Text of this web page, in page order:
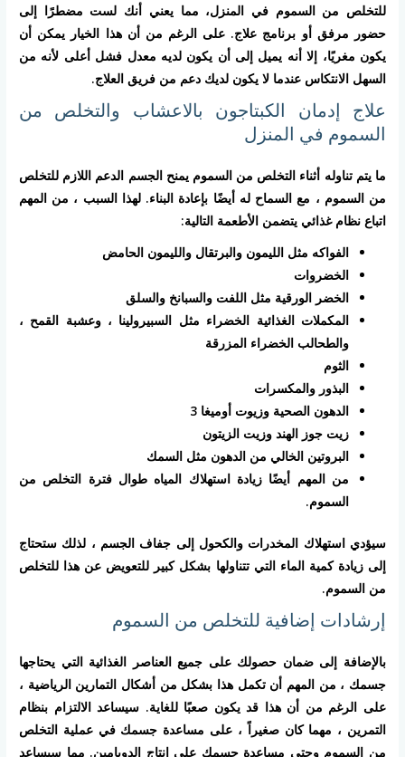
للتخلص من السموم في المنزل، مما يعني أنك لست مضطرًا إلى
حضور مرفق أو برنامج علاج. على الرغم من أن هذا الخيار يمكن أن
يكون مغريًا، إلا أنه يميل إلى أن يكون لديه معدل فشل أعلى لأنه من
السهل الانتكاس عندما لا يكون لديك دعم من فريق العلاج.
علاج إدمان الكبتاجون بالاعشاب والتخلص من
السموم في المنزل
ما يتم تناوله أثناء التخلص من السموم يمنح الجسم الدعم اللازم للتخلص
من السموم ، مع السماح له أيضًا بإعادة البناء. لهذا السبب ، من المهم
اتباع نظام غذائي يتضمن الأطعمة التالية:
الفواكه مثل الليمون والبرتقال والليمون الحامض
الخضروات
الخضر الورقية مثل اللفت والسبانخ والسلق
المكملات الغذائية الخضراء مثل السبيرولينا ، وعشبة القمح ،
والطحالب الخضراء المزرقة
الثوم
البذور والمكسرات
الدهون الصحية وزيوت أوميغا 3
زيت جوز الهند وزيت الزيتون
البروتين الخالي من الدهون مثل السمك
من المهم أيضًا زيادة استهلاك المياه طوال فترة التخلص من
السموم.
سيؤدي استهلاك المخدرات والكحول إلى جفاف الجسم ، لذلك ستحتاج
إلى زيادة كمية الماء التي تتناولها بشكل كبير للتعويض عن هذا للتخلص
من السموم.
إرشادات إضافية للتخلص من السموم
بالإضافة إلى ضمان حصولك على جميع العناصر الغذائية التي يحتاجها
جسمك ، من المهم أن تكمل هذا بشكل من أشكال التمارين الرياضية ،
على الرغم من أن هذا قد يكون صعبًا للغاية. سيساعد الالتزام بنظام
التمرين ، مهما كان صغيراً ، على مساعدة جسمك في عملية التخلص
من السموم وحتى مساعدة جسمك على إنتاج الدوبامين. مما سيساعد